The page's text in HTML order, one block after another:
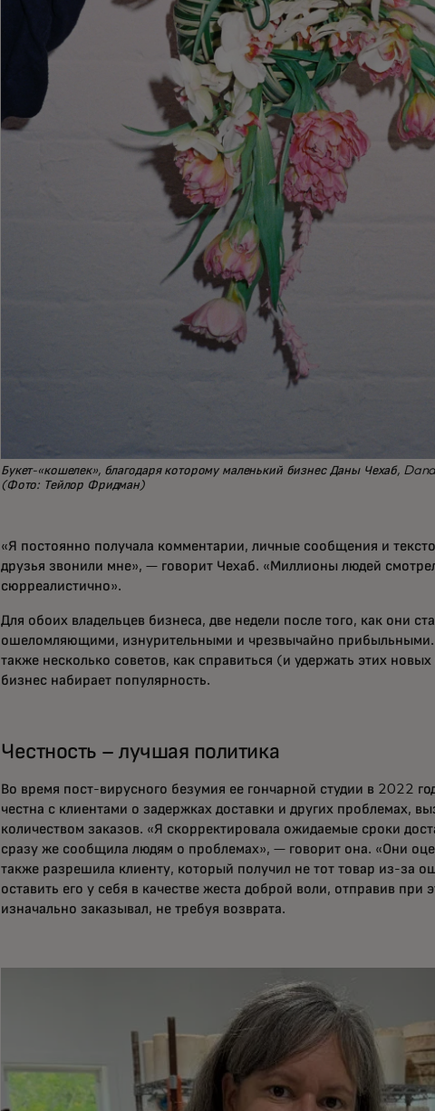
Букет-«кошелек», благодаря которому маленький бизнес Даны Чехаб,
(Фото: Тейлор Фридман)
«Я постоянно получала комментарии, личные сообщения и
друзья звонили мне», — говорит Чехаб. «Миллионы людей
сюрреалистично».
Для обоих владельцев бизнеса, две недели после того, как они
ошеломляющими, изнурительными и чрезвычайно прибыльными.
также несколько советов, как справиться (и удержать этих
бизнес набирает популярность.
Честность – лучшая политика
Во время пост-вирусного безумия ее гончарной студии в 2022
честна с клиентами о задержках доставки и других проблемах,
количеством заказов. «Я скорректировала ожидаемые сроки
сразу же сообщила людям о проблемах», — говорит она. «Они
также разрешила клиенту, который получил не тот товар из-за
оставить его у себя в качестве жеста доброй воли, отправив при
изначально заказывал, не требуя возврата.